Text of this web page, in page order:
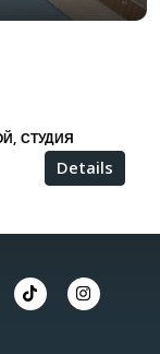
СТУДИЯ
Details